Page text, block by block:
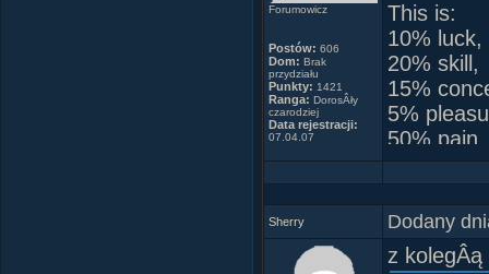
Forumowicz
Postów: 606
Dom: Brak
przydziału
Punkty: 1421
Ranga: DorosÂły
czarodziej
Data rejestracji:
07.04.07
This is:
10% luck,
20% skill,
15%
5%
50% pain
and a
Sherry Dodany
z